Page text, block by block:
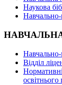
Наукова
Навчально-
Відділ
освітнього